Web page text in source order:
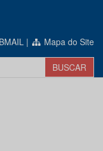
| Mapa do Site